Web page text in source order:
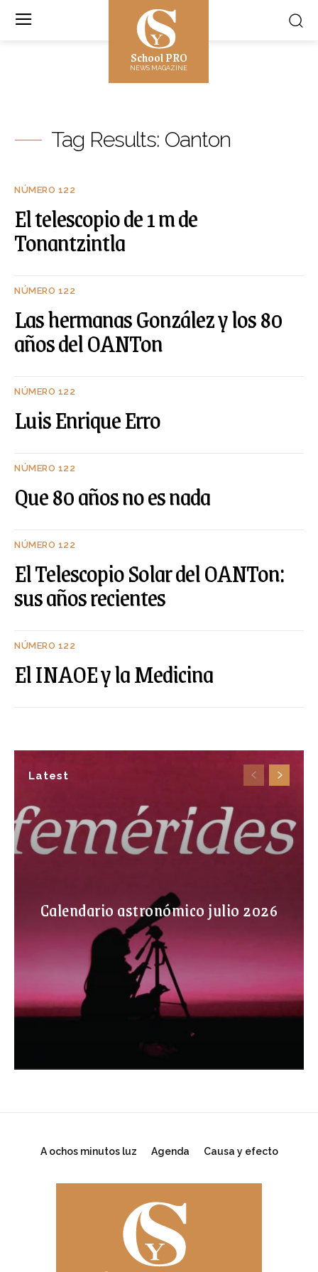
School PRO
NEWS MAGAZINE
Latest
Calendario astronómico julio 2026
Tag Results: Oanton
NÚMERO 122
El telescopio de 1 m de
Tonantzintla
NÚMERO 122
Las hermanas González y los 80
años del OANTon
NÚMERO 122
Luis Enrique Erro
NÚMERO 122
Que 80 años no es nada
NÚMERO 122
El Telescopio Solar del OANTon:
sus años recientes
NÚMERO 122
El INAOE y la Medicina
A ochos minutos luz Agenda Causa y efecto